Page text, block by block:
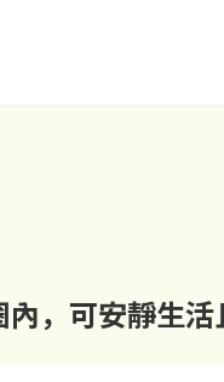
，可安靜生